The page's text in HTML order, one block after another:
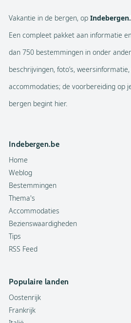
Vakantie in de bergen, op
Een compleet pakket aan informatie
dan 750 bestemmingen in onder
beschrijvingen, foto’s,
accommodaties; de voorbereiding op
bergen begint hier.
Indebergen.be
Home
Weblog
Bestemmingen
Thema's
Accommodaties
Bezienswaardigheden
Tips
RSS Feed
Populaire landen
Oostenrijk
Frankrijk